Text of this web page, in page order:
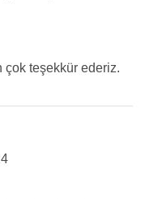
çok teşekkür ederiz.